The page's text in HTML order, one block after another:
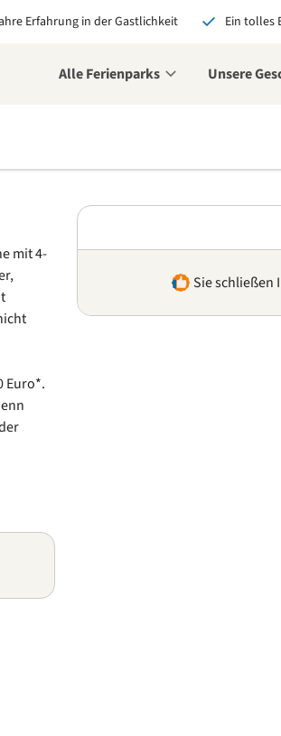
Erfahrung in der Gastlichkeit Ein tolles
Alle Ferienparks Unsere
mit 4-
Euro*.
Sie schließen